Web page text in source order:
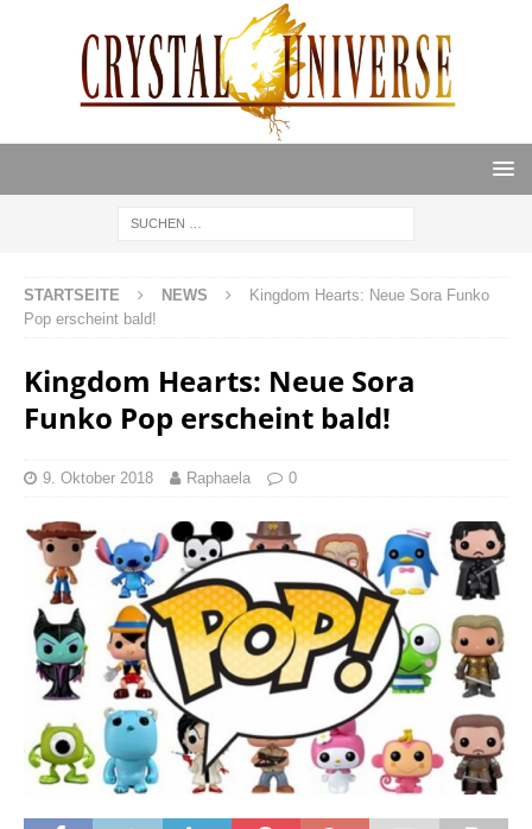
STARTSEITE NEWS
Kingdom Hearts: Neue Sora Funko
Pop erscheint bald!
Kingdom Hearts: Neue Sora
Funko Pop erscheint bald!
9. Oktober 2018 Raphaela 0